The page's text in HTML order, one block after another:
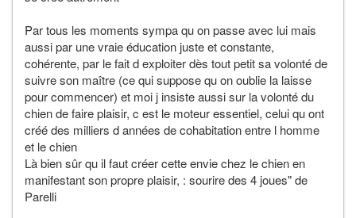
Par tous les moments sympa qu on passe avec lui mais
aussi par une vraie éducation juste et constante,
cohérente, par le fait d exploiter dès tout petit sa volonté de
suivre son maître (ce qui suppose qu on oublie la laisse
pour commencer) et moi j insiste aussi sur la volonté du
chien de faire plaisir, c est le moteur essentiel, celui qu ont
créé des milliers d années de cohabitation entre l homme
et le chien
Là bien sûr qu il faut créer cette envie chez le chien en
manifestant son propre plaisir, : sourire des 4 joues" de
Parelli